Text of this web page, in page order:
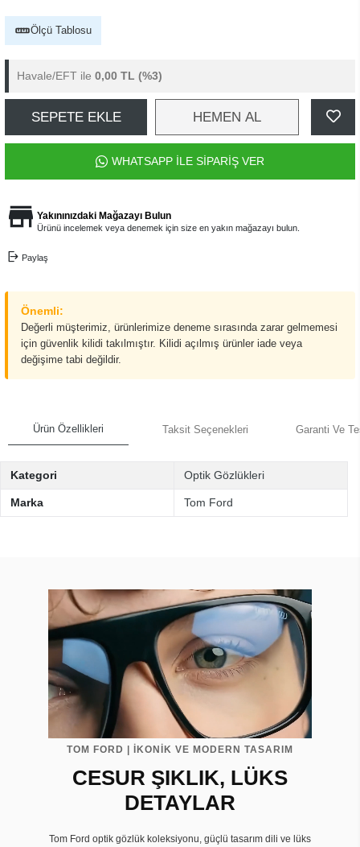
Ölçü Tablosu
Havale/EFT ile 0,00 TL (%3)
SEPETE EKLE HEMEN AL
WHATSAPP İLE SİPARİŞ VER
Yakınınızdaki Mağazayı Bulun
Ürünü incelemek veya denemek için size en yakın mağazayı bulun.
Paylaş
Önemli:
Değerli müşterimiz, ürünlerimize deneme sırasında zarar gelmemesi
için güvenlik kilidi takılmıştır. Kilidi açılmış ürünler iade veya
değişime tabi değildir.
Ürün Özellikleri Taksit Seçenekleri Garanti Ve
Kategori Optik Gözlükleri
Marka Tom Ford
TOM FORD | İKONİK VE MODERN TASARIM
CESUR ŞIKLIK, LÜKS
DETAYLAR
Tom Ford optik gözlük koleksiyonu, güçlü tasarım dili ve lüks